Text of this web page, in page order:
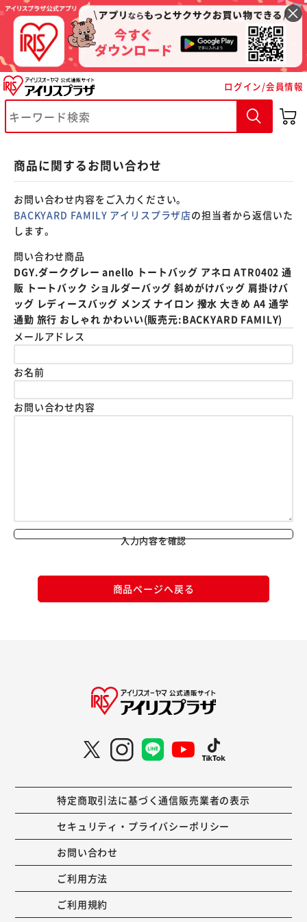
ログイン/会員情報
商品に関するお問い合わせ
お問い合わせ内容をご入力ください。
BACKYARD FAMILY アイリスプラザ店の担当者から返信いた
します。
問い合わせ商品
DGY.ダークグレー anello トートバッグ アネロ ATR0402 通
販 トートバック ショルダーバッグ 斜めがけバッグ 肩掛けバ
ッグ レディースバッグ メンズ ナイロン 撥水 大きめ A4 通学
通勤 旅行 おしゃれ かわいい(販売元:BACKYARD FAMILY)
メールアドレス
お名前
お問い合わせ内容
入力内容を確認
商品ページへ戻る
特定商取引法に基づく通信販売業者の表示
セキュリティ・プライバシーポリシー
お問い合わせ
ご利用方法
ご利用規約
※ご確認ください
カートに入れる